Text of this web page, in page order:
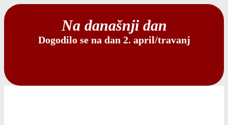
Na današnji dan
Dogodilo se na dan 2. april/travanj